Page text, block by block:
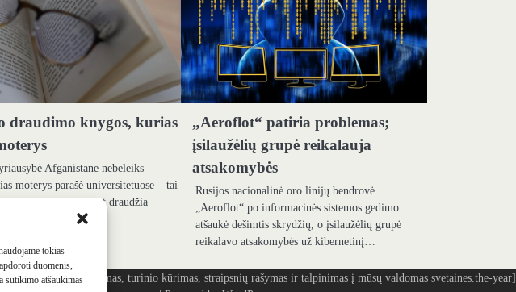
tokias
duomenis,
sutikimo atšaukimas
draudimo knygos, kurias
Afganistane nebeleiks
moterys parašė universitetuose – tai
kuris taip pat draudžia
„Aeroflot“ patiria problemas;
įsilaužėlių grupė reikalauja
atsakomybės
Rusijos nacionalinė oro linijų bendrovė
„Aeroflot“ po informacinės sistemos gedimo
atšaukė dešimtis skrydžių, o įsilaužėlių grupė
reikalavo atsakomybės už kibernetinį…
SEO tekstų rašymas, turinio kūrimas, straipsnių rašymas ir talpinimas į mūsų valdomas svetaines.the-year]